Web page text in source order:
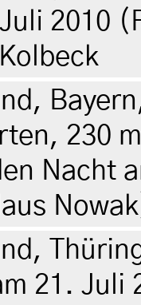
2010
230
Nacht
21.